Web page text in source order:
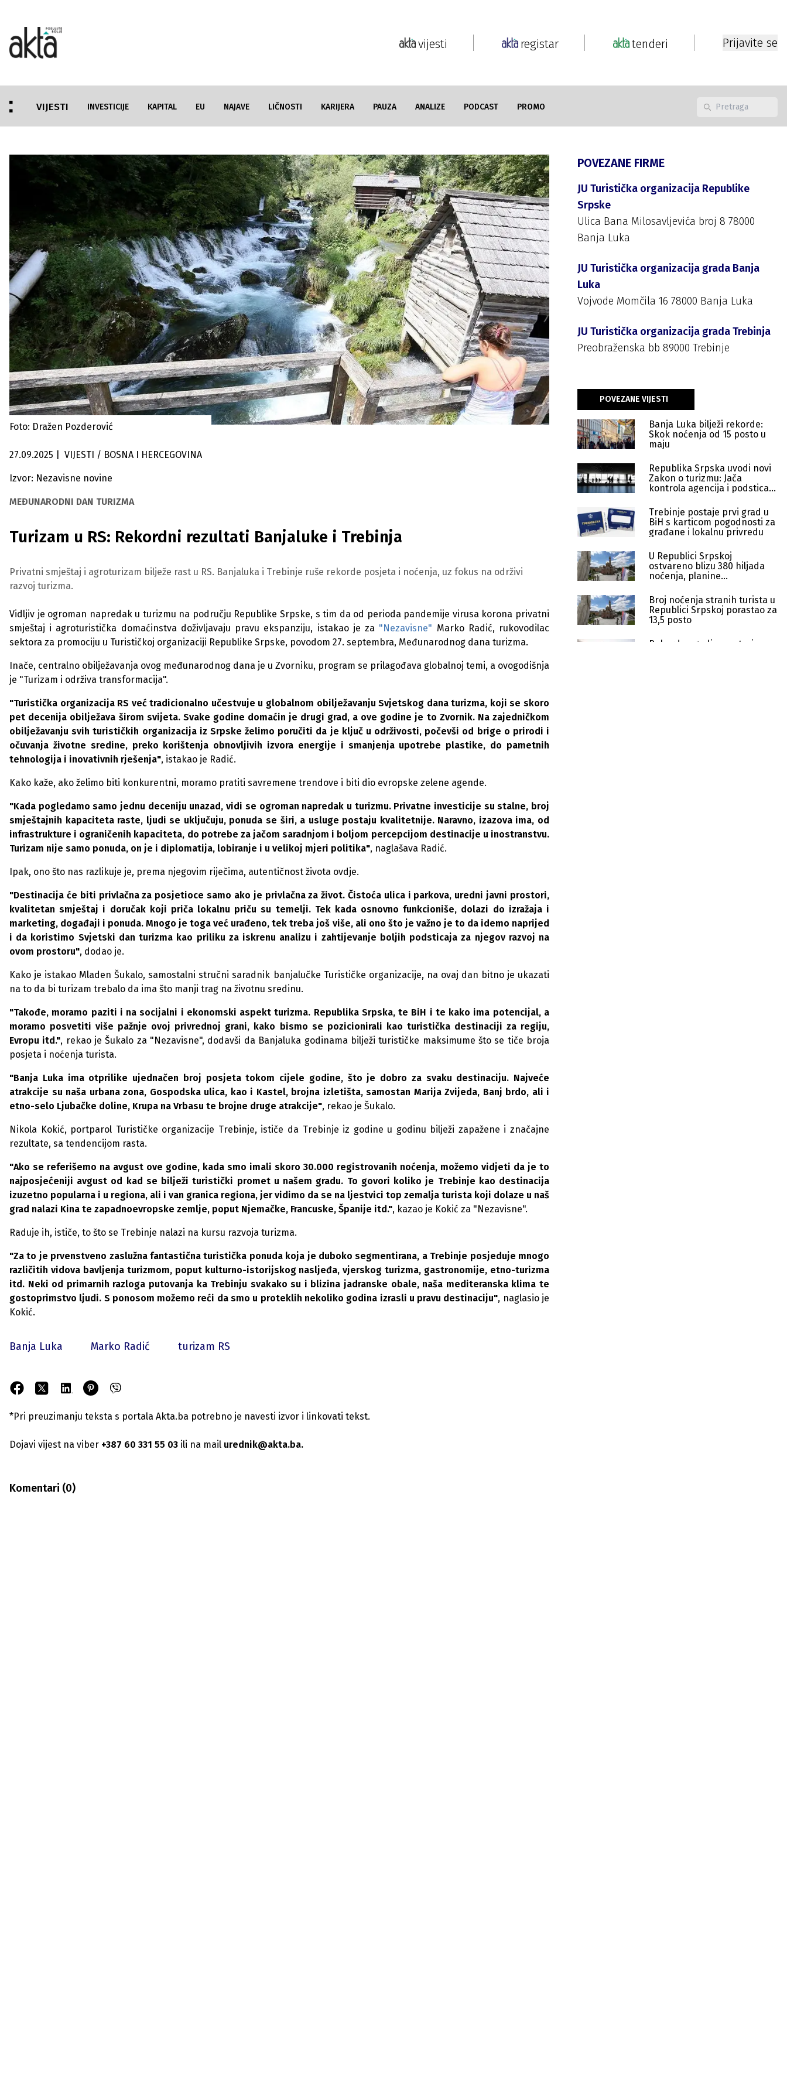
vijesti registar tenderi Prijavite se
VIJESTI INVESTICIJE KAPITAL EU NAJAVE LIČNOSTI KARIJERA PAUZA ANALIZE PODCAST PROMO
Foto: Dražen Pozderović
27.09.2025 VIJESTI / BOSNA I HERCEGOVINA
Izvor: Nezavisne novine
MEĐUNARODNI DAN TURIZMA
Turizam u RS: Rekordni rezultati Banjaluke i Trebinja
Privatni smještaj i agroturizam bilježe rast u RS. Banjaluka i Trebinje ruše rekorde posjeta i noćenja, uz fokus na održivi
razvoj turizma.
Vidljiv je ogroman napredak u turizmu na području Republike Srpske, s tim da od perioda pandemije virusa korona privatni
smještaj i agroturistička domaćinstva doživljavaju pravu ekspanziju, istakao je za "Nezavisne" Marko Radić, rukovodilac
sektora za promociju u Turističkoj organizaciji Republike Srpske, povodom 27. septembra, Međunarodnog dana turizma.
Inače, centralno obilježavanja ovog međunarodnog dana je u Zvorniku, program se prilagođava globalnoj temi, a ovogodišnja
je "Turizam i održiva transformacija".
"Turistička organizacija RS već tradicionalno učestvuje u globalnom obilježavanju Svjetskog dana turizma, koji se skoro
pet decenija obilježava širom svijeta. Svake godine domaćin je drugi grad, a ove godine je to Zvornik. Na zajedničkom
obilježavanju svih turističkih organizacija iz Srpske želimo poručiti da je ključ u održivosti, počevši od brige o prirodi i
očuvanja životne sredine, preko korištenja obnovljivih izvora energije i smanjenja upotrebe plastike, do pametnih
tehnologija i inovativnih rješenja", istakao je Radić.
Kako kaže, ako želimo biti konkurentni, moramo pratiti savremene trendove i biti dio evropske zelene agende.
"Kada pogledamo samo jednu deceniju unazad, vidi se ogroman napredak u turizmu. Privatne investicije su stalne, broj
smještajnih kapaciteta raste, ljudi se uključuju, ponuda se širi, a usluge postaju kvalitetnije. Naravno, izazova ima, od
infrastrukture i ograničenih kapaciteta, do potrebe za jačom saradnjom i boljom percepcijom destinacije u inostranstvu.
Turizam nije samo ponuda, on je i diplomatija, lobiranje i u velikoj mjeri politika", naglašava Radić.
Ipak, ono što nas razlikuje je, prema njegovim riječima, autentičnost života ovdje.
"Destinacija će biti privlačna za posjetioce samo ako je privlačna za život. Čistoća ulica i parkova, uredni javni prostori,
kvalitetan smještaj i doručak koji priča lokalnu priču su temelji. Tek kada osnovno funkcioniše, dolazi do izražaja i
marketing, događaji i ponuda. Mnogo je toga već urađeno, tek treba još više, ali ono što je važno je to da idemo naprijed
i da koristimo Svjetski dan turizma kao priliku za iskrenu analizu i zahtijevanje boljih podsticaja za njegov razvoj na
ovom prostoru", dodao je.
Kako je istakao Mladen Šukalo, samostalni stručni saradnik banjalučke Turističke organizacije, na ovaj dan bitno je ukazati
na to da bi turizam trebalo da ima što manji trag na životnu sredinu.
"Takođe, moramo paziti i na socijalni i ekonomski aspekt turizma. Republika Srpska, te BiH i te kako ima potencijal, a
moramo posvetiti više pažnje ovoj privrednoj grani, kako bismo se pozicionirali kao turistička destinaciji za regiju,
Evropu itd.", rekao je Šukalo za "Nezavisne", dodavši da Banjaluka godinama bilježi turističke maksimume što se tiče broja
posjeta i noćenja turista.
"Banja Luka ima otprilike ujednačen broj posjeta tokom cijele godine, što je dobro za svaku destinaciju. Najveće
atrakcije su naša urbana zona, Gospodska ulica, kao i Kastel, brojna izletišta, samostan Marija Zvijeda, Banj brdo, ali i
etno-selo Ljubačke doline, Krupa na Vrbasu te brojne druge atrakcije", rekao je Šukalo.
Nikola Kokić, portparol Turističke organizacije Trebinje, ističe da Trebinje iz godine u godinu bilježi zapažene i značajne
rezultate, sa tendencijom rasta.
"Ako se referišemo na avgust ove godine, kada smo imali skoro 30.000 registrovanih noćenja, možemo vidjeti da je to
najposjećeniji avgust od kad se bilježi turistički promet u našem gradu. To govori koliko je Trebinje kao destinacija
izuzetno popularna i u regiona, ali i van granica regiona, jer vidimo da se na ljestvici top zemalja turista koji dolaze u naš
grad nalazi Kina te zapadnoevropske zemlje, poput Njemačke, Francuske, Španije itd.", kazao je Kokić za "Nezavisne".
Raduje ih, ističe, to što se Trebinje nalazi na kursu razvoja turizma.
"Za to je prvenstveno zaslužna fantastična turistička ponuda koja je duboko segmentirana, a Trebinje posjeduje mnogo
različitih vidova bavljenja turizmom, poput kulturno-istorijskog nasljeđa, vjerskog turizma, gastronomije, etno-turizma
itd. Neki od primarnih razloga putovanja ka Trebinju svakako su i blizina jadranske obale, naša mediteranska klima te
gostoprimstvo ljudi. S ponosom možemo reći da smo u proteklih nekoliko godina izrasli u pravu destinaciju", naglasio je
Kokić.
Banja Luka Marko Radić turizam RS
*Pri preuzimanju teksta s portala Akta.ba potrebno je navesti izvor i linkovati tekst.
Dojavi vijest na viber +387 60 331 55 03 ili na mail urednik@akta.ba.
Komentari (0)
POVEZANE FIRME
JU Turistička organizacija Republike
Srpske
Ulica Bana Milosavljevića broj 8 78000
Banja Luka
JU Turistička organizacija grada Banja
Luka
Vojvode Momčila 16 78000 Banja Luka
JU Turistička organizacija grada Trebinja
Preobraženska bb 89000 Trebinje
POVEZANE VIJESTI
Banja Luka bilježi rekorde:
Skok noćenja od 15 posto u
maju
Republika Srpska uvodi novi
Zakon o turizmu: Jača
kontrola agencija i podsticaji
Trebinje postaje prvi grad u
BiH s karticom pogodnosti za
građane i lokalnu privredu
U Republici Srpskoj
ostvareno blizu 380 hiljada
noćenja, planine
Broj noćenja stranih turista u
Republici Srpskoj porastao za
13,5 posto
Rekordna godina za turizam: